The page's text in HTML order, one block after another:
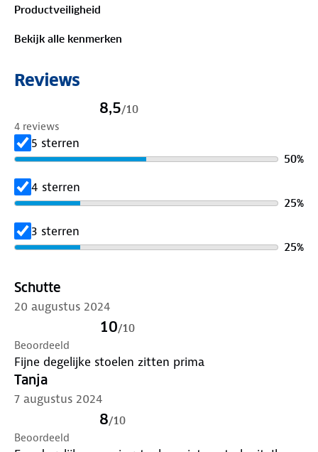
Productveiligheid
Bekijk alle kenmerken
Reviews
8,5/10
4 reviews
5 sterren
50%
4 sterren
25%
3 sterren
25%
Schutte
20 augustus 2024
10/10
Beoordeeld
Fijne degelijke stoelen zitten prima
Tanja
7 augustus 2024
8/10
Beoordeeld